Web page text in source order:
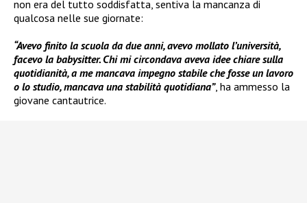
non era del tutto soddisfatta, sentiva la mancanza di
qualcosa nelle sue giornate:
“Avevo finito la scuola da due anni, avevo mollato l’università,
facevo la babysitter. Chi mi circondava aveva idee chiare sulla
quotidianità, a me mancava impegno stabile che fosse un lavoro
o lo studio, mancava una stabilità quotidiana”, ha ammesso la
giovane cantautrice.